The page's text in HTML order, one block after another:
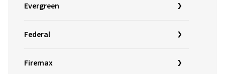
Evergreen
Federal
Firemax